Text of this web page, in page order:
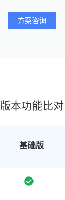
方案咨询
版本功能比对
基础版